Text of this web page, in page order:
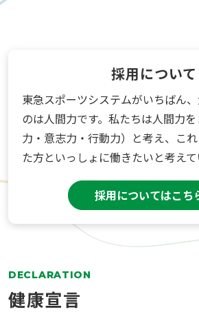
採用について
東急スポーツシステムがいちばん
のは人間力です。私たちは人間力
力・意志力・行動力）と考え、こ
た方といっしょに働きたいと考えて
採用についてはこち
DECLARATION
健康宣言